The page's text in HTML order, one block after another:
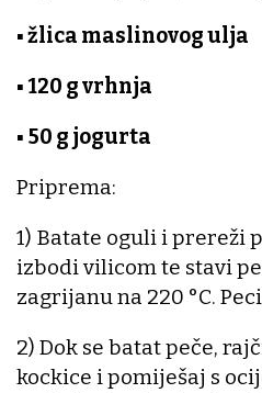
▪žlica maslinovog ulja
▪120 g vrhnja
▪ 50 g jogurta
Priprema:
1) Batate oguli i prereži
izbodi vilicom te stavi
zagrijanu na 220 °C.
2) Dok se batat peče,
kockice i pomiješaj s